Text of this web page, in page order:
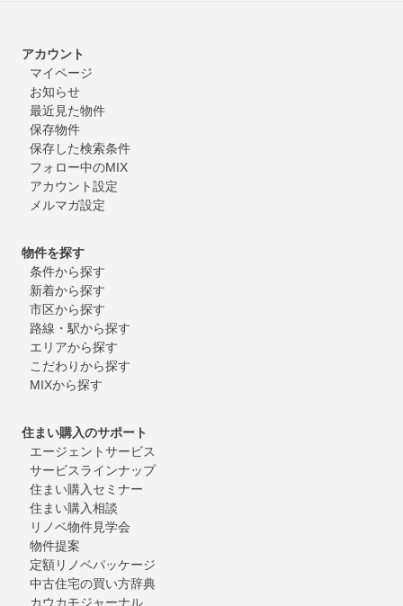
アカウント
マイページ
お知らせ
最近見た物件
保存物件
保存した検索条件
フォロー中のMIX
アカウント設定
メルマガ設定
物件を探す
条件から探す
新着から探す
市区から探す
路線・駅から探す
エリアから探す
こだわりから探す
MIXから探す
住まい購入のサポート
エージェントサービス
サービスラインナップ
住まい購入セミナー
住まい購入相談
リノベ物件見学会
物件提案
定額リノベパッケージ
中古住宅の買い方辞典
カウカモジャーナル